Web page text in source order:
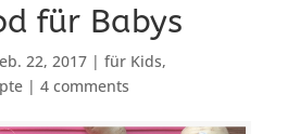
für Babys
22, 2017| für Kids,
| 4 comments